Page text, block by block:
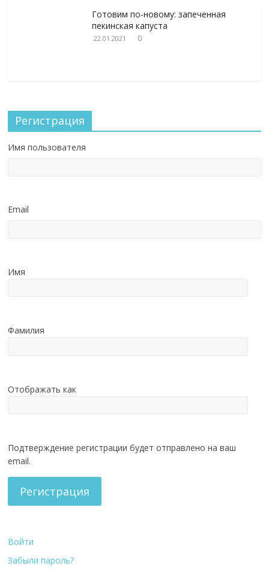
Готовим по-новому: запеченная
пекинская капуста
22.01.2021 0
Регистрация
Имя пользователя
Email
Имя
Фамилия
Отображать как
Подтверждение регистрации будет отправлено на ваш
email.
Регистрация
Войти
Забыли пароль?